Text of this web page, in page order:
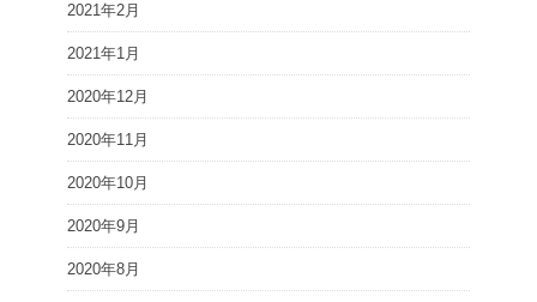
2021年2月
2021年1月
2020年12月
2020年11月
2020年10月
2020年9月
2020年8月